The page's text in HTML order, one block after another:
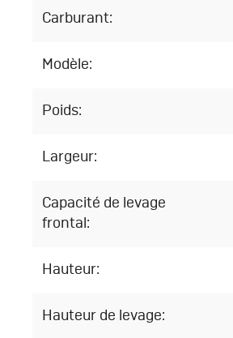
Carburant:
Modèle:
Poids:
Largeur:
Capacité de levage
frontal:
Hauteur:
Hauteur de levage: